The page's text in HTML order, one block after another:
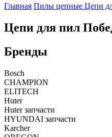
Главная Пилы цепные Цепи
Цепи для пил
Бренды
Bosch
CHAMPION
ELITECH
Huter
Huter запчасти
HYUNDAI запчасти
Karcher